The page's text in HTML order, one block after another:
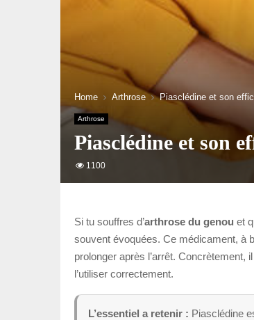
Home Arthrose Piasclédine et son
Arthrose
Piasclédine et son
1100
Si tu souffres d’arthrose du genou et
souvent évoquées. Ce médicament, à
prolonger après l’arrêt. Concrètement,
l’utiliser correctement.
L’essentiel a retenir : Piasclédine